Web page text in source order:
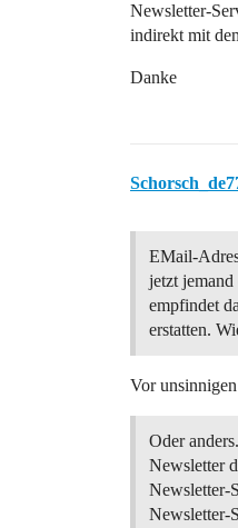
Newsletter-
indirekt mit
Danke
EMail-
jetzt
empfindet
erstatten.
Vor
Oder
Newsletter
Newsletter-
Newsletter-